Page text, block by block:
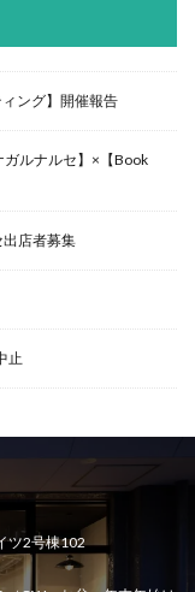
ング】開催報告
ルナルセ】×【Book
店者募集
止
ツ2号棟102